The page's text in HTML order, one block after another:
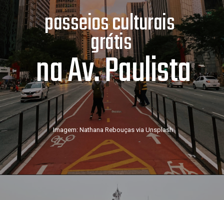
na Av. Paulista
Imagem: Nathana Rebouças via Unsplash
passeios culturais
grátis